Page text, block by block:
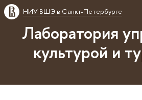
НИУ ВШЭ в Санкт-Петербурге
Лаборатория
культурой и